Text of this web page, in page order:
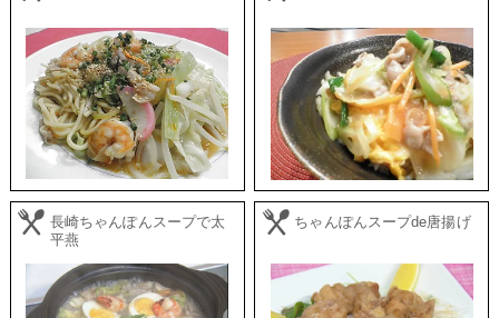
長崎ちゃんぽんスープで太
平燕
ちゃんぽんスープde唐揚げ